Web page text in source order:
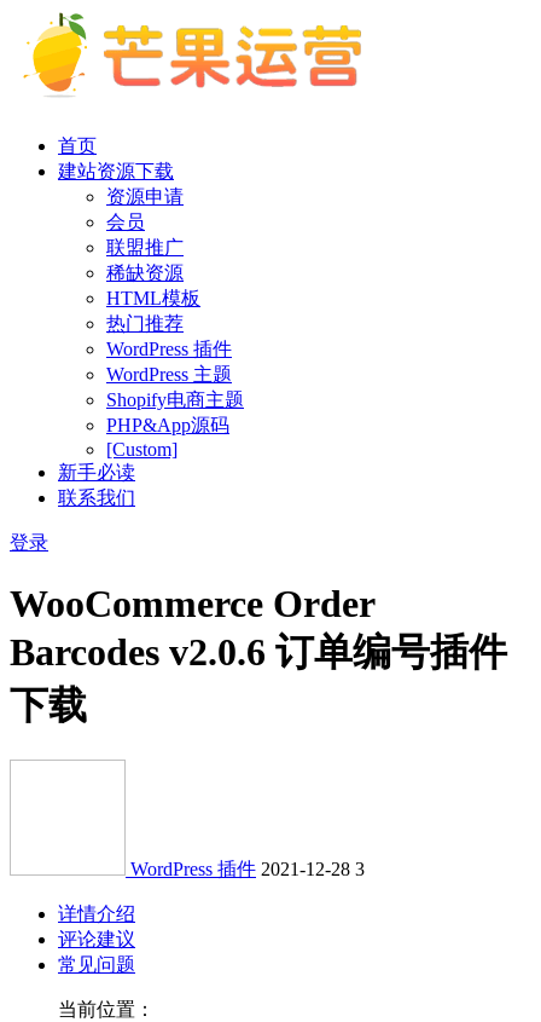
首页
建站资源下载
资源申请
会员
联盟推广
稀缺资源
HTML模板
热门推荐
WordPress 插件
WordPress 主题
Shopify电商主题
PHP&App源码
[Custom]
新手必读
联系我们
登录
WooCommerce Order
Barcodes v2.0.6 订单编号插件
下载
WordPress 插件 2021-12-28 3
详情介绍
评论建议
常见问题
当前位置：